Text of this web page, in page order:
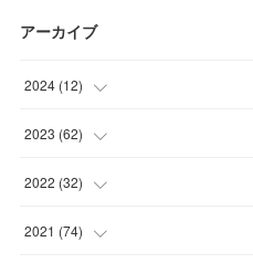
アーカイブ
2024 (12)
(1
(1
(3
2023 (62)
(11 )
(3
2022 (32)
(1
2021 (74)